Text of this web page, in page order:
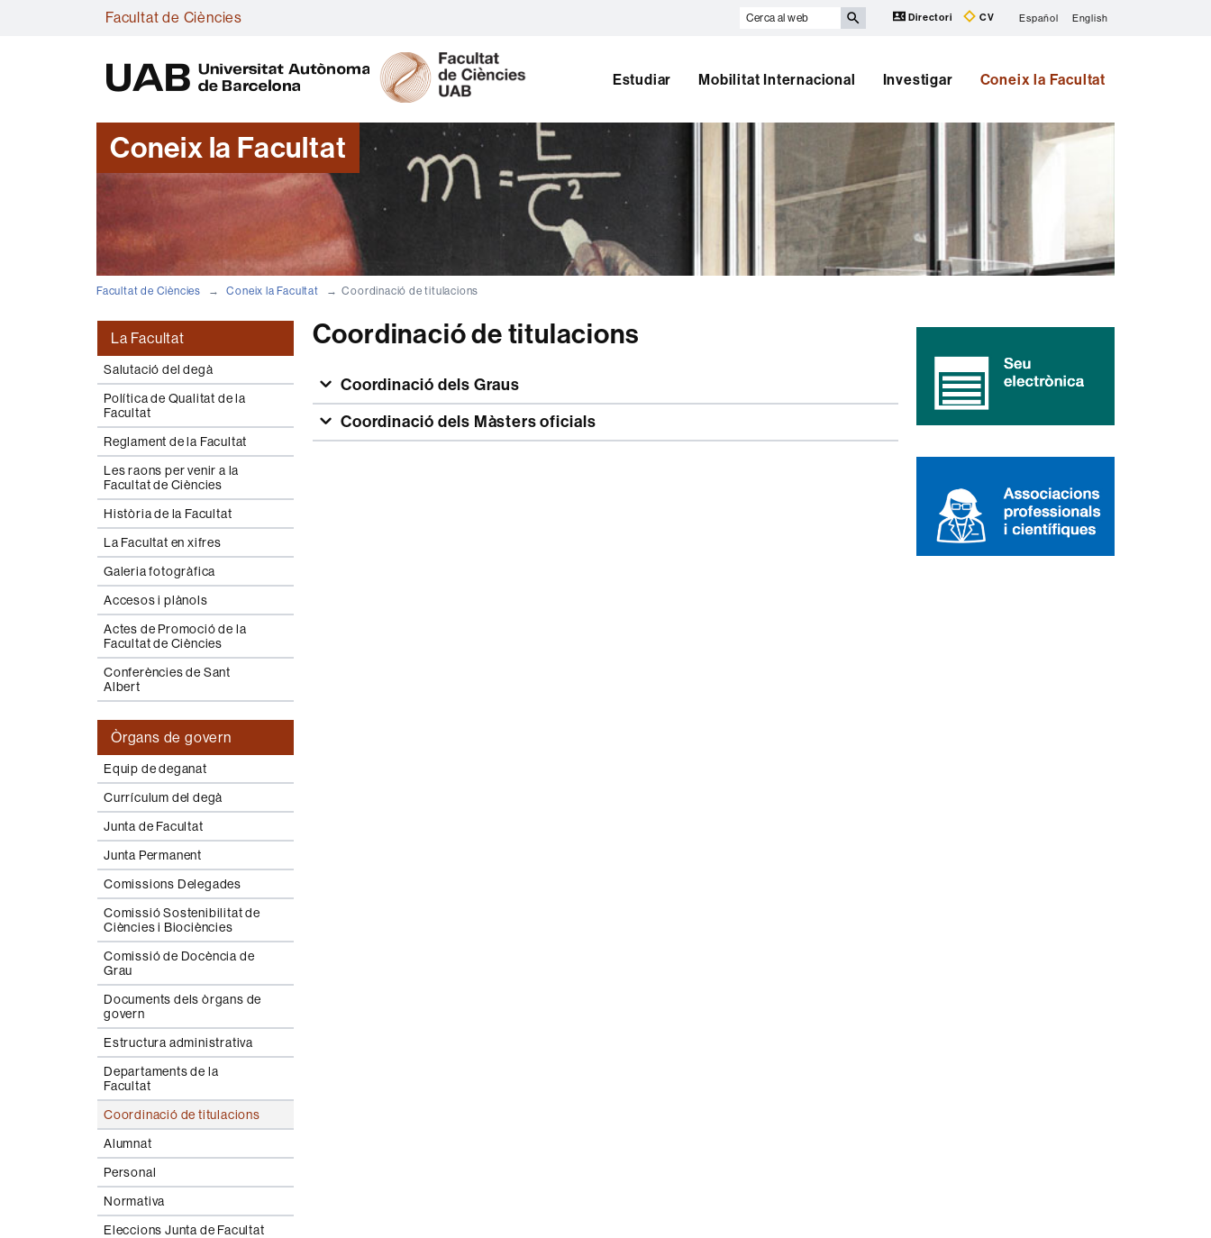
Facultat de Ciències
Cerca
Directori CV Español English
B
Estudiar Mobilitat Internacional Investigar Coneix la Facultat
Coneix la Facultat
Facultat de Ciències Coneix la Facultat Coordinació de titulacions
La Facultat
Salutació del degà
Política de Qualitat de la
Facultat
Reglament de la Facultat
Les raons per venir a la
Facultat de Ciències
Història de la Facultat
La Facultat en xifres
Galeria fotogràfica
Accesos i plànols
Actes de Promoció de la
Facultat de Ciències
Conferències de Sant
Albert
Òrgans de govern
Equip de deganat
Currículum del degà
Junta de Facultat
Junta Permanent
Comissions Delegades
Comissió Sostenibilitat de
Ciències i Biociències
Comissió de Docència de
Grau
Documents dels òrgans de
govern
Estructura administrativa
Departaments de la
Facultat
Coordinació de titulacions
Alumnat
Personal
Normativa
Eleccions Junta de Facultat
Coordinació de titulacions
Coordinació dels Graus
Coordinació dels Màsters oficials
Informació
complementària